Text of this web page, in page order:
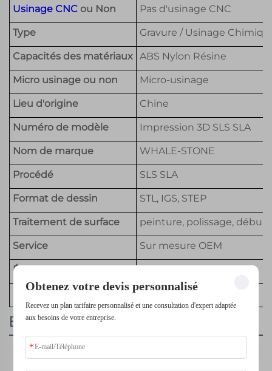
Usinage CNC ou Non Pas d'usinage CNC
Type Gravure / Usinage
Capacités des matériaux ABS Nylon Résine
Micro usinage ou non Micro-usinage
Lieu d'origine Chine
Numéro de modèle Impression 3D SLS SLA
Nom de marque WHALE-STONE
Procédé SLS SLA
Format de dessin STL, IGS, STEP
Traitement de surface peinture, polissage,
Service Sur mesure OEM
Équipement Imprimante 3D SLS SLA
Couleur Couleur personnalisée
Emballage et livraison
Obtenez votre devis personnalisé
Recevez un plan tarifaire personnalisé et une consultation d'expert adaptée
aux besoins de votre entreprise.